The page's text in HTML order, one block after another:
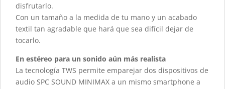
disfrutarlo.
Con un tamaño a la medida de tu mano y un acabado
textil tan agradable que hará que sea difícil dejar de
tocarlo.
En estéreo para un sonido aún más realista
La tecnología TWS permite emparejar dos dispositivos de
audio SPC SOUND MINIMAX a un mismo smartphone a